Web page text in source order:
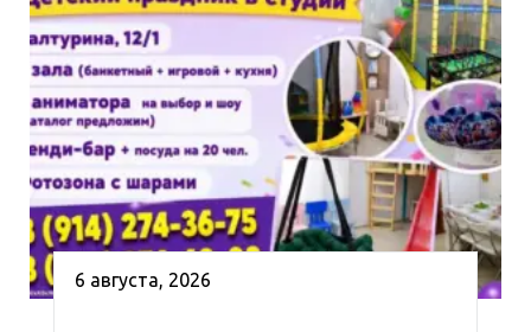
6 августа, 2026